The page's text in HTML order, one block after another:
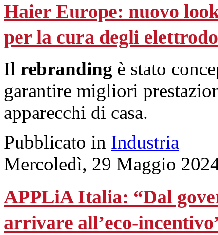
Haier Europe: nuovo
per la cura degli
Il rebranding è stato
garantire migliori
apparecchi di casa.
Pubblicato in Industria
Mercoledì, 29 Maggio
APPLiA Italia: “Dal
arrivare all’eco-